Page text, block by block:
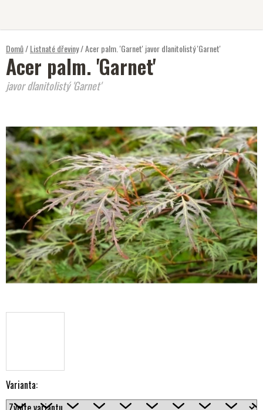
Domů/Listnaté dřeviny/Acer palm. 'Garnet'javor dlanitolistý 'Garnet'
Varianta:
Acer palm. 'Garnet'
javor dlanitolistý 'Garnet'